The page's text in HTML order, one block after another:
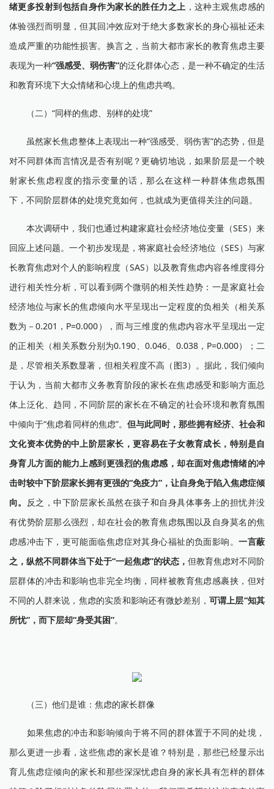
绪更多投射到包括自身作为家长的胜任力之上 ，这种主观焦虑感的
体验强烈而明显，但其回冲效应对于绝大多数家长的身心福祉还未
造成严重的功能性损害。换言之，当前大都市家长的教育焦虑主要
表现为一种“强感受、弱伤害”的泛化群体心态，是一种不确定的生活
和教育环境下大众情绪和心境上的焦虑共鸣。
（二）“同样的焦虑、别样的处境”
虽然家长焦虑整体上表现出一种“强感受、弱伤害”的态势，但是
对不同群体而言情况是否有别呢？更确切地说，如果阶层是一个映
射家长焦虑程度的指示变量的话，那么在这样一种群体焦虑氛围
下，不同阶层群体的处境究竟如何，也就成为更值得关注的问题。
本次调研中，我们也通过构建家庭社会经济地位变量（SES）来
回应上述问题。一个初步发现是，将家庭社会经济地位（SES）与家
长教育焦虑对个人的影响程度（SAS）以及教育焦虑内容各维度得分
进行相关性分析，可以看到两个微弱的相关性趋势：一是家庭社会
经济地位与家长的焦虑倾向水平呈现出一定程度的负相关（相关系
数为－0.201，P=0.000），而与三维度的焦虑内容水平呈现出一定
的正相关（相关系数分别为0.190、0.046、0.038，P=0.000）；二
是，尽管相关系数显著，但相关程度不高（图3）。据此，我们倾向
于认为，当前大都市义务教育阶段的家长在焦虑感受和影响方面总
体上泛化、趋同，不同阶层的家长在不确定的社会环境和教育氛围
中倾向于“焦虑着同样的焦虑”。 但与此同时，那些拥有经济、社会和
文化资本优势的中上阶层家长，更容易在子女教育成长，特别是自
身育儿方面的能力上感到更强烈的焦虑感，却在面对焦虑情绪的冲
击时较中下阶层家长拥有更强的“免疫力”，让自身免于陷入焦虑症倾
向。 反之，中下阶层家长虽然在孩子和自身具体事务上的担忧并没
有优势阶层那么强烈，却在社会的教育焦虑氛围以及自身莫名的焦
虑感冲击下，更可能面临焦虑症对其身心福祉的负面影响。一言蔽
之，纵然不同群体当下处于“一起焦虑”的状态， 但教育焦虑对不同阶
层群体的冲击和影响也非完全均衡，同样被教育焦虑感裹挟，但对
不同的人群来说，焦虑的实质和影响还有微妙差别， 可谓上层“知其
所忧”，而下层却“身受其困”。
（三）他们是谁：焦虑的家长群像
如果焦虑的冲击和影响倾向于将不同的群体置于不同的处境，
那么更进一步看，这些焦虑的家长是谁？特别是，那些已经显示出
育儿焦虑症倾向的家长和那些深深忧虑自身的家长具有怎样的群体